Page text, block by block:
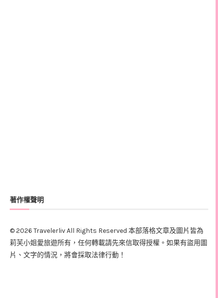
著作權聲明
© 2026 Travelerliv All Rights Reserved 本部落格文章及圖片皆為
莉芙小姐愛旅遊所有，任何轉載請先來信取得授權。如果有盜用圖
片、文字的情況，將會採取法律行動！